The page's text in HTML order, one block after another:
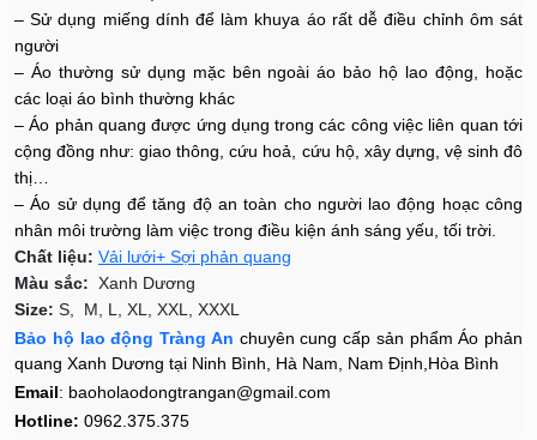
– Sử dụng miếng dính để làm khuya áo rất dễ điều chỉnh ôm sát
người
– Áo thường sử dụng mặc bên ngoài áo bảo hộ lao động, hoặc
các loại áo bình thường khác
– Áo phản quang được ứng dụng trong các công việc liên quan tới
cộng đồng như: giao thông, cứu hoả, cứu hộ, xây dựng, vệ sinh đô
thị…
– Áo sử dụng để tăng độ an toàn cho người lao động hoạc công
nhân môi trường làm việc trong điều kiện ánh sáng yếu, tối trời.
Chất liệu: Vải lưới+ Sợi phản quang
Màu sắc: Xanh Dương
Size: S, M, L, XL, XXL, XXXL
Bảo hộ lao động Tràng An chuyên cung cấp sản phẩm Áo phản
quang Xanh Dương tại Ninh Bình, Hà Nam, Nam Định,Hòa Bình
Email: baoholaodongtrangan@gmail.com
Hotline: 0962.375.375